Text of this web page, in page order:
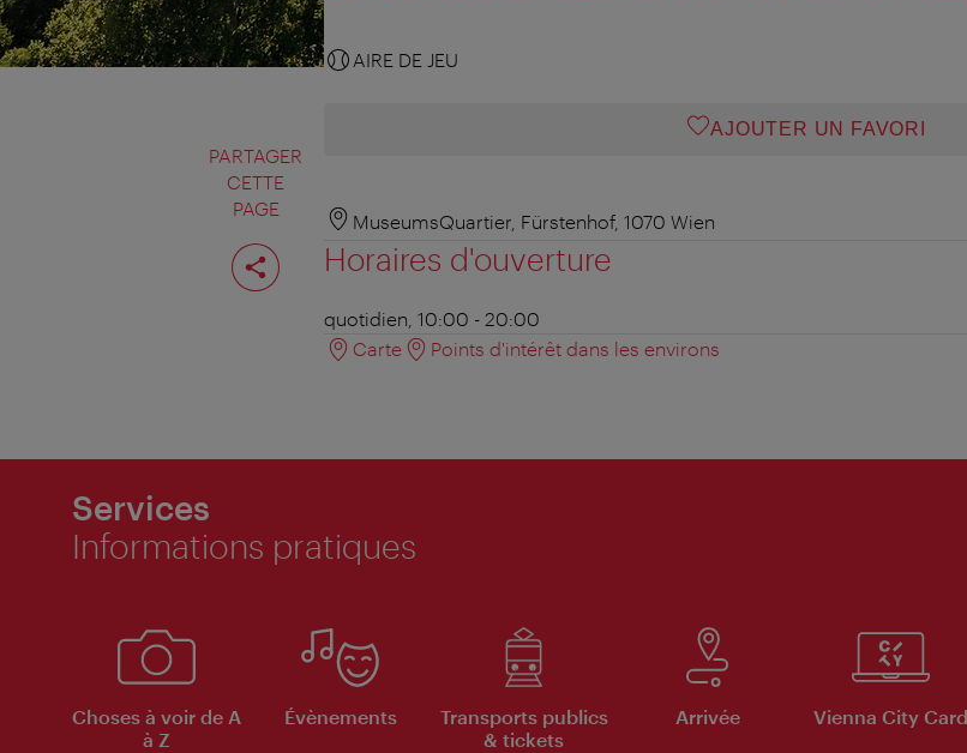
PARTAGER
CETTE
PAGE
Partager
cette
page
AIRE DE JEU
AJOUTER UN FAVORI
MuseumsQuartier, Fürstenhof, 1070 Wien
Horaires d'ouverture
quotidien, 10:00 - 20:00
Carte
Points d'intérêt dans les environs
Services
Informations pratiques
Choses à voir de A
à Z
Évènements
Transports publics
& tickets
Arrivée Vienna City Card